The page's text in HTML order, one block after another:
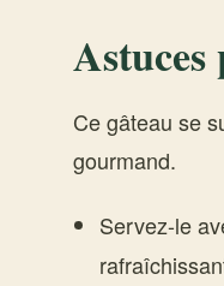
Ce gâteau se
gourmand.
Servez-le